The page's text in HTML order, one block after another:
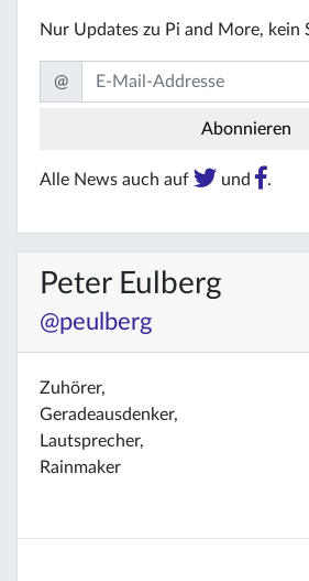
Nur Updates zu Pi and More, kein
@
Alle News auch auf und .
Peter Eulberg
@peulberg
Zuhörer,
Geradeausdenker,
Lautsprecher,
Rainmaker